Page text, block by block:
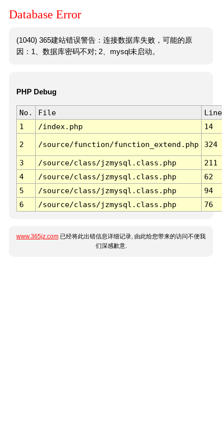
Database Error
(1040) 365建站错误警告：连接数据库失败，可能的原
因：1、数据库密码不对; 2、mysql未启动。
PHP Debug
No. File
Line
1
/index.php 14
2 /source/function/function_extend.php 324
3 /source/class/jzmysql.class.php
211
4
/source/class/jzmysql.class.php
62
5
/source/class/jzmysql.class.php
94
6
/source/class/jzmysql.class.php 76
www.365jz.com 已经将此出错信息详细记录, 由此给您带来的访问不便我
们深感歉意.